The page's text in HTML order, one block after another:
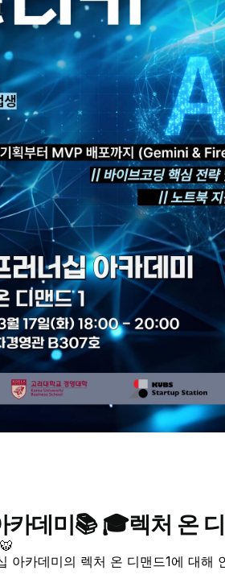
데미📚 🎓렉처 온
아카데미의 렉처 온 디맨드1에 대해